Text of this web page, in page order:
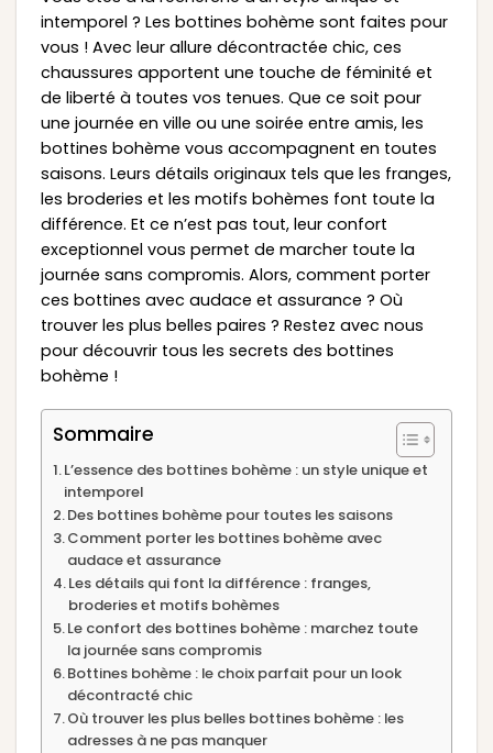
intemporel ? Les bottines bohème sont faites pour
vous ! Avec leur allure décontractée chic, ces
chaussures apportent une touche de féminité et
de liberté à toutes vos tenues. Que ce soit pour
une journée en ville ou une soirée entre amis, les
bottines bohème vous accompagnent en toutes
saisons. Leurs détails originaux tels que les franges,
les broderies et les motifs bohèmes font toute la
différence. Et ce n’est pas tout, leur confort
exceptionnel vous permet de marcher toute la
journée sans compromis. Alors, comment porter
ces bottines avec audace et assurance ? Où
trouver les plus belles paires ? Restez avec nous
pour découvrir tous les secrets des bottines
bohème !
Sommaire
L’essence des bottines bohème : un style unique et
intemporel
Des bottines bohème pour toutes les saisons
Comment porter les bottines bohème avec
audace et assurance
Les détails qui font la différence : franges,
broderies et motifs bohèmes
Le confort des bottines bohème : marchez toute
la journée sans compromis
Bottines bohème : le choix parfait pour un look
décontracté chic
Où trouver les plus belles bottines bohème : les
adresses à ne pas manquer